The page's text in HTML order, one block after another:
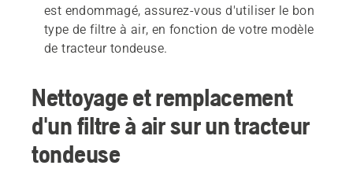
est endommagé, assurez-vous d'utiliser le bon
type de filtre à air, en fonction de votre modèle
de tracteur tondeuse.
Nettoyage et remplacement
d'un filtre à air sur un tracteur
tondeuse